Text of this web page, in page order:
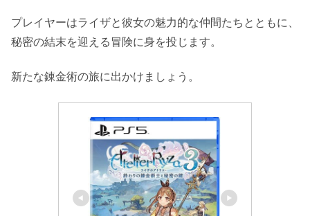
プレイヤーはライザと彼女の魅力的な仲間たちとともに、
秘密の結末を迎える冒険に身を投じます。
新たな錬金術の旅に出かけましょう。